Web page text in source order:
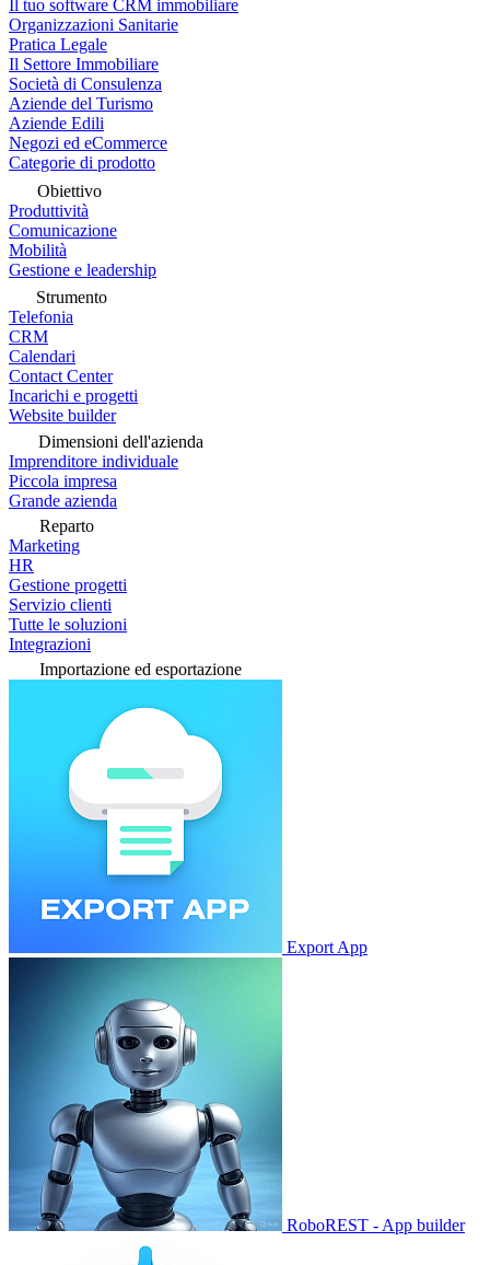
Il tuo software CRM immobiliare
Organizzazioni Sanitarie
Pratica Legale
Il Settore Immobiliare
Società di Consulenza
Aziende del Turismo
Aziende Edili
Negozi ed eCommerce
Categorie di prodotto
Obiettivo
Produttività
Comunicazione
Mobilità
Gestione e leadership
Strumento
Telefonia
CRM
Calendari
Contact Center
Incarichi e progetti
Website builder
Dimensioni dell'azienda
Imprenditore individuale
Piccola impresa
Grande azienda
Reparto
Marketing
HR
Gestione progetti
Servizio clienti
Tutte le soluzioni
Integrazioni
Importazione ed esportazione
Export App
RoboREST - App builder